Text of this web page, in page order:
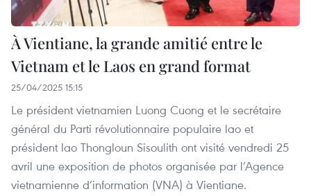
À Vientiane, la grande amitié entre le
Vietnam et le Laos en grand format
25/04/2025 15:15
Le président vietnamien Luong Cuong et le secrétaire
général du Parti révolutionnaire populaire lao et
président lao Thongloun Sisoulith ont visité vendredi 25
avril une exposition de photos organisée par l’Agence
vietnamienne d’information (VNA) à Vientiane.